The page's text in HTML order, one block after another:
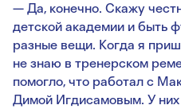
— Да, конечно. Скажу
детской академии и быть
разные вещи. Когда я
не знаю в тренерском
помогло, что работал с
Димой Игдисамовым. У них